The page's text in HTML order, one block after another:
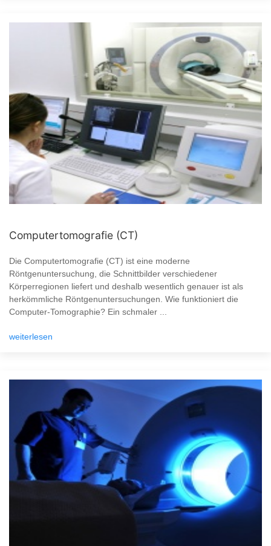
Computertomografie (CT)
Die Computertomografie (CT) ist eine moderne
Röntgenuntersuchung, die Schnittbilder verschiedener
Körperregionen liefert und deshalb wesentlich genauer ist als
herkömmliche Röntgenuntersuchungen. Wie funktioniert die
Computer-Tomographie? Ein schmaler ...
weiterlesen